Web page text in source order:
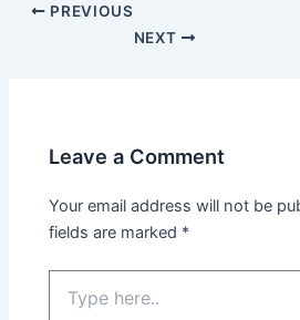
PREVIOUS
NEXT
Leave a Comment
Your email address will not be
fields are marked *
here..